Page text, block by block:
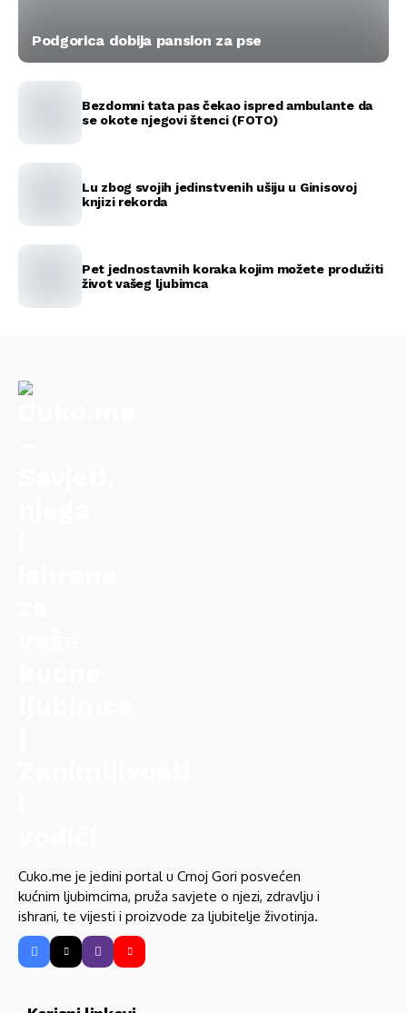
Podgorica dobija pansion za pse
Bezdomni tata pas čekao ispred ambulante da
se okote njegovi štenci (FOTO)
Lu zbog svojih jedinstvenih ušiju u Ginisovoj
knjizi rekorda
Pet jednostavnih koraka kojim možete produžiti
život vašeg ljubimca
Cuko.me je jedini portal u Crnoj Gori posvećen
kućnim ljubimcima, pruža savjete o njezi, zdravlju i
ishrani, te vijesti i proizvode za ljubitelje životinja.